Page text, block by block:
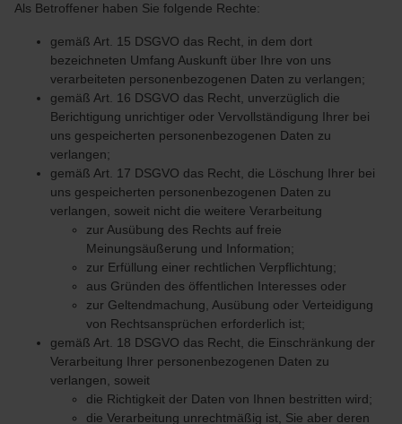
Als Betroffener haben Sie folgende Rechte:
gemäß Art. 15 DSGVO das Recht, in dem dort
bezeichneten Umfang Auskunft über Ihre von uns
verarbeiteten personenbezogenen Daten zu verlangen;
gemäß Art. 16 DSGVO das Recht, unverzüglich die
Berichtigung unrichtiger oder Vervollständigung Ihrer bei
uns gespeicherten personenbezogenen Daten zu
verlangen;
gemäß Art. 17 DSGVO das Recht, die Löschung Ihrer bei
uns gespeicherten personenbezogenen Daten zu
verlangen, soweit nicht die weitere Verarbeitung
zur Ausübung des Rechts auf freie
Meinungsäußerung und Information;
zur Erfüllung einer rechtlichen Verpflichtung;
aus Gründen des öffentlichen Interesses oder
zur Geltendmachung, Ausübung oder Verteidigung
von Rechtsansprüchen erforderlich ist;
gemäß Art. 18 DSGVO das Recht, die Einschränkung der
Verarbeitung Ihrer personenbezogenen Daten zu
verlangen, soweit
die Richtigkeit der Daten von Ihnen bestritten wird;
die Verarbeitung unrechtmäßig ist, Sie aber deren